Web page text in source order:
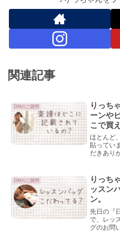
関連記事
DMのご質問
りっち
ーンや
こで買
ほとんど
貼ってい
だきあり
欄…？概
は、そ...
DMのご質問
りっち
ッスン
ン。
先日の『
で、レッ
グのお問